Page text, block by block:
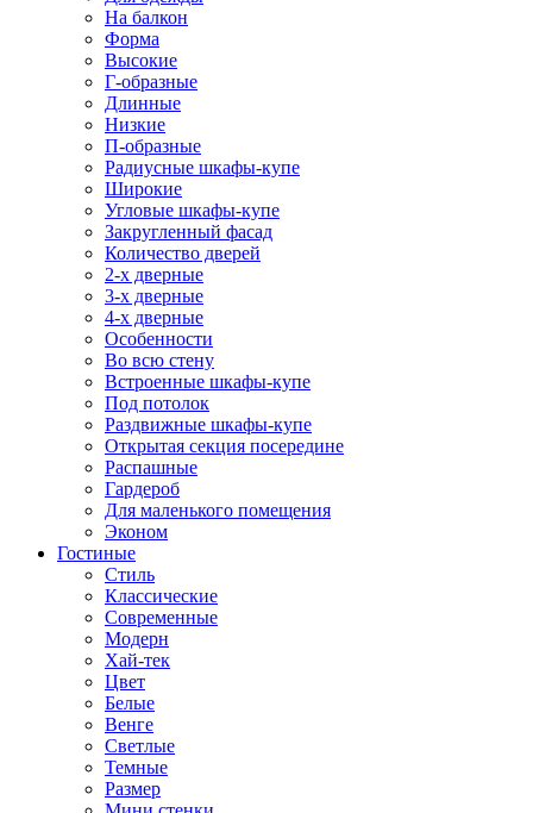
На балкон
Форма
Высокие
Г-образные
Длинные
Низкие
П-образные
Радиусные шкафы-купе
Широкие
Угловые шкафы-купе
Закругленный фасад
Количество дверей
2-х дверные
3-х дверные
4-х дверные
Особенности
Во всю стену
Встроенные шкафы-купе
Под потолок
Раздвижные шкафы-купе
Открытая секция посередине
Распашные
Гардероб
Для маленького помещения
Эконом
Гостиные
Стиль
Классические
Современные
Модерн
Хай-тек
Цвет
Белые
Венге
Светлые
Темные
Размер